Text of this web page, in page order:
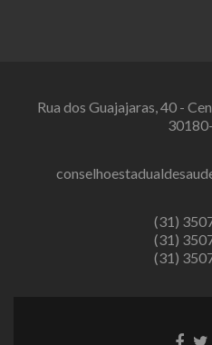
Rua dos Guajajaras, 40 -
(31)
(31)
(31)
Link